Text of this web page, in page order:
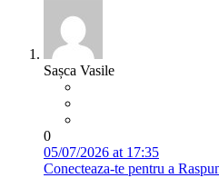
Sașca Vasile
0
05/07/2026 at 17:35
Conecteaza-te pentru a